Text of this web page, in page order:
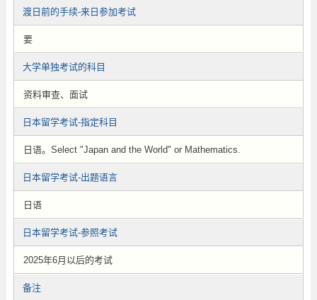
渡日前的手续-来日参加考试
要
大学单独考试的科目
资料审查、面试
日本留学考试-指定科目
日语。Select "Japan and the World" or Mathematics.
日本留学考试-出题语言
日语
日本留学考试-参照考试
2025年6月以后的考试
备注